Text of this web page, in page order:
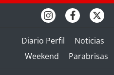
Diario Perfil Noticias
Weekend
Parabrisas